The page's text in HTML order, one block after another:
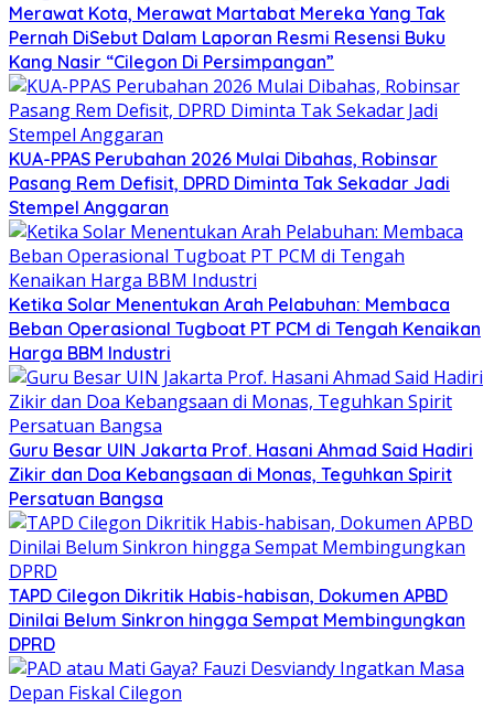
Merawat Kota, Merawat Martabat Mereka Yang Tak
Pernah DiSebut Dalam Laporan Resmi Resensi Buku
Kang Nasir “Cilegon Di Persimpangan”
KUA-PPAS Perubahan 2026 Mulai Dibahas, Robinsar
Pasang Rem Defisit, DPRD Diminta Tak Sekadar Jadi
Stempel Anggaran
Ketika Solar Menentukan Arah Pelabuhan: Membaca
Beban Operasional Tugboat PT PCM di Tengah Kenaikan
Harga BBM Industri
Guru Besar UIN Jakarta Prof. Hasani Ahmad Said Hadiri
Zikir dan Doa Kebangsaan di Monas, Teguhkan Spirit
Persatuan Bangsa
TAPD Cilegon Dikritik Habis-habisan, Dokumen APBD
Dinilai Belum Sinkron hingga Sempat Membingungkan
DPRD